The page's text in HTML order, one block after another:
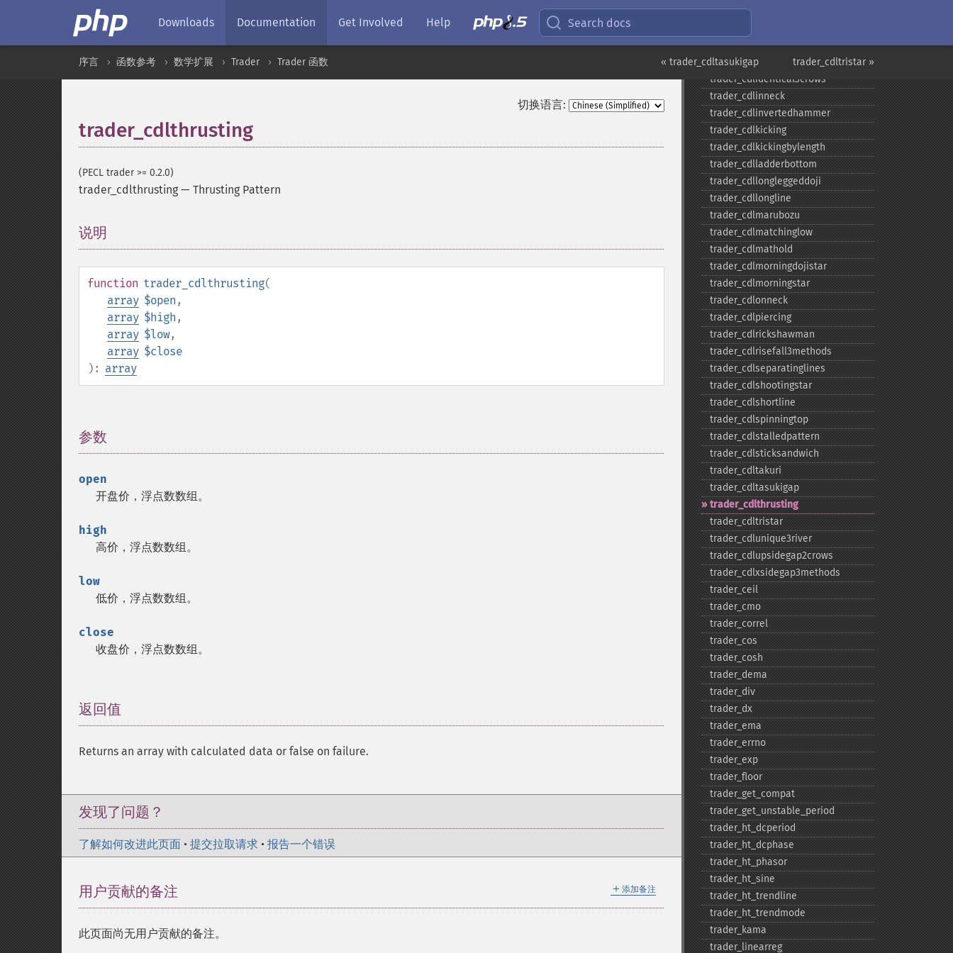
Downloads Documentation Get Involved Help Search docs
trader_cdltristar »
« trader_cdltasukigap
序言 函数参考 数学扩展 Trader Trader 函数
切换语言:
trader_cdlthrusting
(PECL trader >= 0.2.0)
trader_cdlthrusting — Thrusting Pattern
说明
function trader_cdlthrusting(
array $open ,
array $high ,
array $low,
array $close
): array
参数
open
开盘价，浮点数数组。
high
高价，浮点数数组。
low
低价，浮点数数组。
close
收盘价，浮点数数组。
返回值
Returns an array with calculated data or false on failure.
发现了问题？
了解如何改进此页面 • 提交拉取请求 • 报告一个错误
＋ 添加备注
用户贡献的备注
此页面尚无用户贡献的备注。
trader_​cdlhighwave
trader_​cdlhikkakemod
trader_​cdlhomingpigeon
trader_​cdlidentical3crows
trader_​cdlinneck
trader_​cdlinvertedhammer
trader_​cdlkicking
trader_​cdlkickingbylength
trader_​cdlladderbottom
trader_​cdllongleggeddoji
trader_​cdllongline
trader_​cdlmarubozu
trader_​cdlmatchinglow
trader_​cdlmathold
trader_​cdlmorningdojistar
trader_​cdlmorningstar
trader_​cdlonneck
trader_​cdlpiercing
trader_​cdlrickshawman
trader_​cdlrisefall3methods
trader_​cdlseparatinglines
trader_​cdlshootingstar
trader_​cdlshortline
trader_​cdlspinningtop
trader_​cdlstalledpattern
trader_​cdlsticksandwich
trader_​cdltakuri
trader_​cdltasukigap
trader_​cdlthrusting
trader_​cdltristar
trader_​cdlunique3river
trader_​cdlupsidegap2crows
trader_​cdlxsidegap3methods
trader_​ceil
trader_​cmo
trader_​correl
trader_​cos
trader_​cosh
trader_​dema
trader_​div
trader_​dx
trader_​ema
trader_​errno
trader_​exp
trader_​floor
trader_​get_​compat
trader_​get_​unstable_​period
trader_​ht_​dcperiod
trader_​ht_​dcphase
trader_​ht_​phasor
trader_​ht_​sine
trader_​ht_​trendline
trader_​ht_​trendmode
trader_​kama
trader_​linearreg